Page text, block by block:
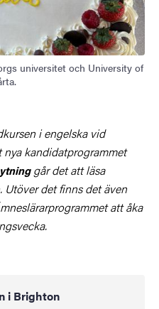
universitet och University of
i engelska vid
nya kandidatprogrammet
går det att läsa
det finns det även
att åka
i Brighton